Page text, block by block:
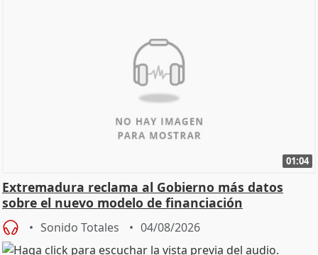
01:04
Extremadura reclama al Gobierno más datos
sobre el nuevo modelo de financiación
Sonido Totales 04/08/2026